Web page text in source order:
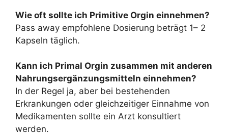
Wie oft sollte ich Primitive Orgin einnehmen?
Pass away empfohlene Dosierung beträgt 1– 2
Kapseln täglich.
Kann ich Primal Orgin zusammen mit anderen
Nahrungsergänzungsmitteln einnehmen?
In der Regel ja, aber bei bestehenden
Erkrankungen oder gleichzeitiger Einnahme von
Medikamenten sollte ein Arzt konsultiert
werden.